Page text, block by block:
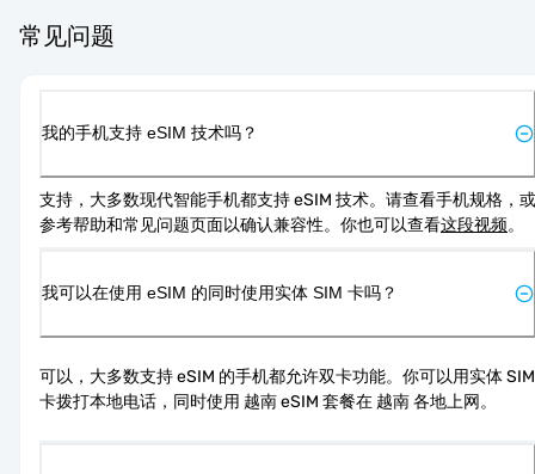
常见问题
我的手机支持 eSIM 技术吗？
支持，大多数现代智能手机都支持 eSIM 技术。请查看手机规格，或
参考帮助和常见问题页面以确认兼容性。你也可以查看这段视频。
我可以在使用 eSIM 的同时使用实体 SIM 卡吗？
可以，大多数支持 eSIM 的手机都允许双卡功能。你可以用实体 SIM
卡拨打本地电话，同时使用 越南 eSIM 套餐在 越南 各地上网。